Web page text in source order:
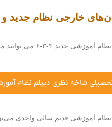
خارجی نظام جدید و
زیر را مطالعه کنید.
شاخه نظری دیپلم نظام آموزشی
آموزشی قدیم سالی واحدی